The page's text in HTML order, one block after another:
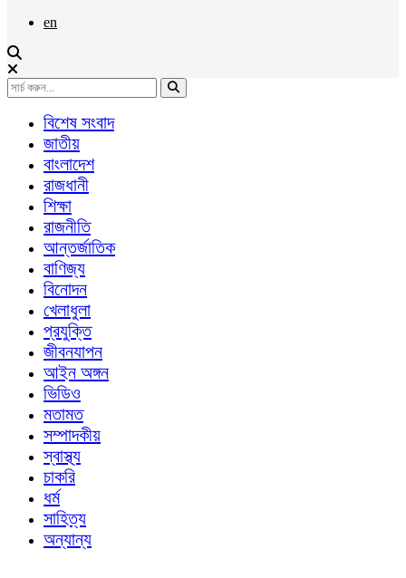
en
বিশেষ সংবাদ
জাতীয়
বাংলাদেশ
রাজধানী
শিক্ষা
রাজনীতি
আন্তর্জাতিক
বাণিজ্য
বিনোদন
খেলাধুলা
প্রযুক্তি
জীবনযাপন
আইন অঙ্গন
ভিডিও
মতামত
সম্পাদকীয়
স্বাস্থ্য
চাকরি
ধর্ম
সাহিত্য
অন্যান্য